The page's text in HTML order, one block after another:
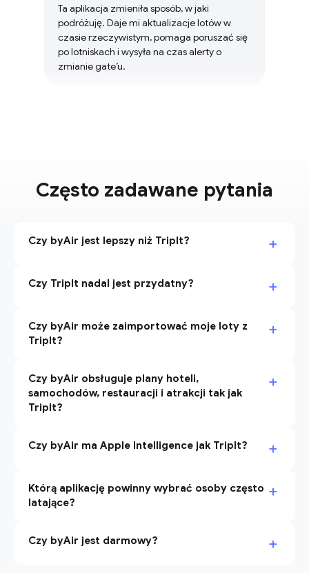
Ta aplikacja zmieniła sposób, w jaki
podróżuję. Daje mi aktualizacje lotów w
czasie rzeczywistym, pomaga poruszać się
po lotniskach i wysyła na czas alerty o
zmianie gate’u.
Często zadawane pytania
Czy byAir jest lepszy niż TripIt? +
Czy TripIt nadal jest przydatny? +
Czy byAir może zaimportować moje loty z
TripIt?
+
Czy byAir obsługuje plany hoteli,
samochodów, restauracji i atrakcji tak jak
TripIt?
+
Czy byAir ma Apple Intelligence jak TripIt? +
Którą aplikację powinny wybrać osoby często
latające?
+
Czy byAir jest darmowy? +